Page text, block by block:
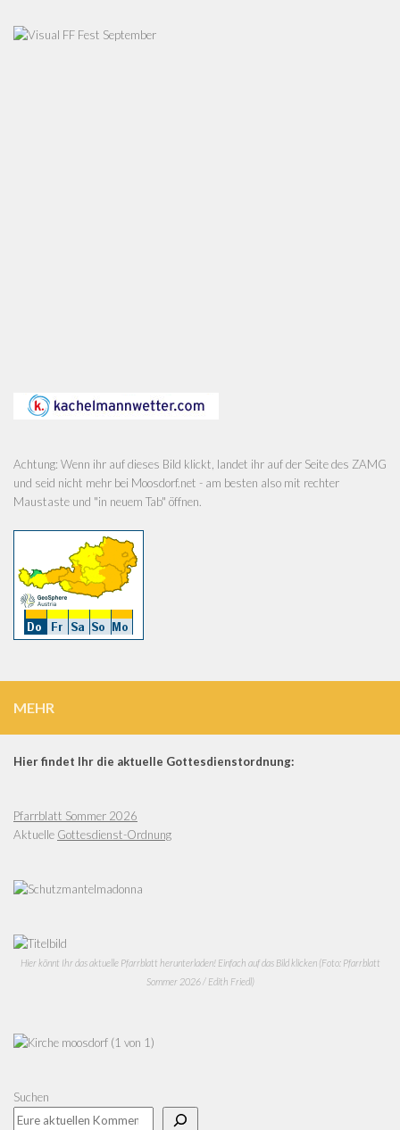
Achtung: Wenn ihr auf dieses Bild klickt, landet ihr auf der Seite des ZAMG
und seid nicht mehr bei Moosdorf.net - am besten also mit rechter
Maustaste und "in neuem Tab" öffnen.
MEHR
Hier findet Ihr die aktuelle Gottesdienstordnung:
Pfarrblatt Sommer 2026
Aktuelle Gottesdienst-Ordnung
Hier könnt Ihr das aktuelle Pfarrblatt herunterladen! Einfach auf das Bild klicken (Foto: Pfarrblatt
Sommer 2026 / Edith Friedl)
Suchen